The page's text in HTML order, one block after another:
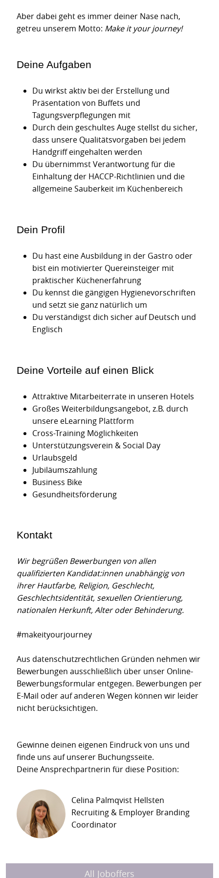
Aber dabei geht es immer deiner Nase nach,
getreu unserem Motto: Make it your journey!
Deine Aufgaben
Du wirkst aktiv bei der Erstellung und
Präsentation von Buffets und
Tagungsverpflegungen mit
Durch dein geschultes Auge stellst du sicher,
dass unsere Qualitätsvorgaben bei jedem
Handgriff eingehalten werden
Du übernimmst Verantwortung für die
Einhaltung der HACCP-Richtlinien und die
allgemeine Sauberkeit im Küchenbereich
Dein Profil
Du hast eine Ausbildung in der Gastro oder
bist ein motivierter Quereinsteiger mit
praktischer Küchenerfahrung
Du kennst die gängigen Hygienevorschriften
und setzt sie ganz natürlich um
Du verständigst dich sicher auf Deutsch und
Englisch
Deine Vorteile auf einen Blick
Attraktive Mitarbeiterrate in unseren Hotels
Großes Weiterbildungsangebot, z.B. durch
unsere eLearning Plattform
Cross-Training Möglichkeiten
Unterstützungsverein & Social Day
Urlaubsgeld
Jubiläumszahlung
Business Bike
Gesundheitsförderung
Kontakt
Wir begrüßen Bewerbungen von allen
qualifizierten Kandidat:innen unabhängig von
ihrer Hautfarbe, Religion, Geschlecht,
Geschlechtsidentität, sexuellen Orientierung,
nationalen Herkunft, Alter oder Behinderung.
#makeityourjourney
Aus datenschutzrechtlichen Gründen nehmen wir
Bewerbungen ausschließlich über unser Online-
Bewerbungsformular entgegen. Bewerbungen per
E-Mail oder auf anderen Wegen können wir leider
nicht berücksichtigen.
Gewinne deinen eigenen Eindruck von uns und
finde uns auf unserer Buchungsseite.
Deine Ansprechpartnerin für diese Position:
Celina Palmqvist Hellsten
Recruiting & Employer Branding
Coordinator
All Joboffers